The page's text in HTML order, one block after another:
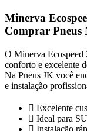
Minerva
Comprar Pneus
O Minerva Ecospeed
conforto e excelente
Na Pneus JK você
e instalação
Excelente
Ideal para
Instalação